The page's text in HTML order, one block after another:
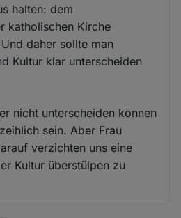
halten: dem
katholischen Kirche
daher sollte man
Kultur klar unterscheiden
nicht unterscheiden können
sein. Aber Frau
verzichten uns eine
Kultur überstülpen zu